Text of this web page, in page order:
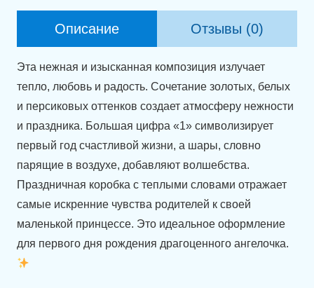
Описание Отзывы (0)
Эта нежная и изысканная композиция излучает
тепло, любовь и радость. Сочетание золотых, белых
и персиковых оттенков создает атмосферу нежности
и праздника. Большая цифра «1» символизирует
первый год счастливой жизни, а шары, словно
парящие в воздухе, добавляют волшебства.
Праздничная коробка с теплыми словами отражает
самые искренние чувства родителей к своей
маленькой принцессе. Это идеальное оформление
для первого дня рождения драгоценного ангелочка.